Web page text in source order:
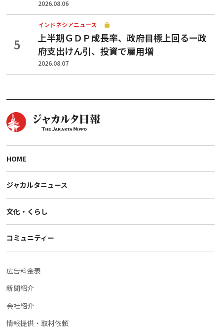
2026.08.06
インドネシアニュース
上半期ＧＤＰ成長率、政府目標上回るー政
府支出けん引、投資で雇用増
2026.08.07
HOME
ジャカルタニュース
文化・くらし
コミュニティー
広告料金表
新聞紹介
会社紹介
情報提供・取材依頼